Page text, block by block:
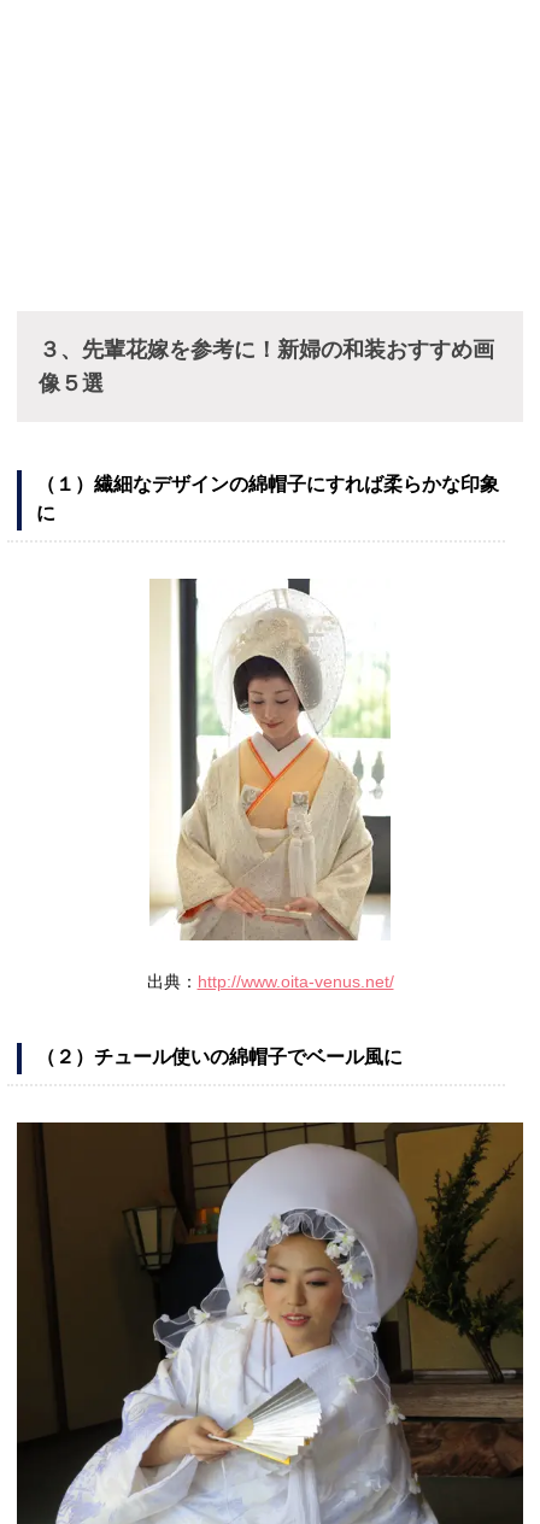
３、先輩花嫁を参考に！新婦の和装おすすめ画
像５選
（１）繊細なデザインの綿帽子にすれば柔らかな印象
に
出典： http://www.oita-venus.net/
（２）チュール使いの綿帽子でベール風に